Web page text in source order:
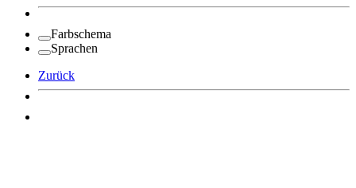
Farbschema
Sprachen
Zurück